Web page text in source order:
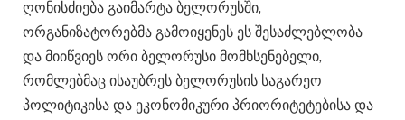
ღონისძიება გაიმარტა ბელორუსში,
ორგანიზატორებმა გამოიყენეს ეს შესაძლებლობა
და მიიწვიეს ორი ბელორუსი მომხსენებელი,
რომლებმაც ისაუბრეს ბელორუსის საგარეო
პოლიტიკისა და ეკონომიკური პრიორიტეტებისა და